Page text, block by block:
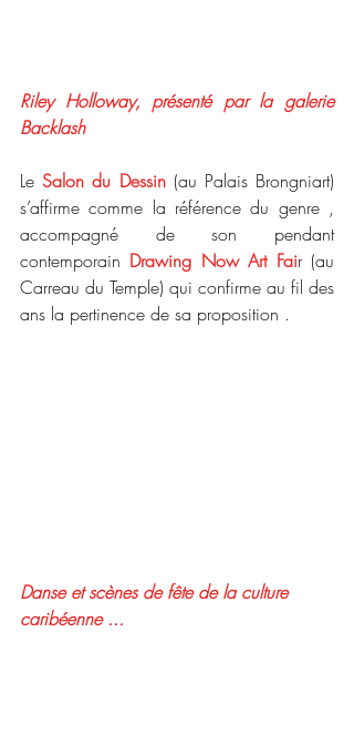
Riley Holloway, présenté par la galerie
Backlash
Le Salon du Dessin (au Palais Brongniart)
s’affirme comme la référence du genre ,
accompagné de son pendant
contemporain Drawing Now Art Fair (au
Carreau du Temple) qui confirme au fil des
ans la pertinence de sa proposition .
Danse et scènes de fête de la culture
caribéenne ...